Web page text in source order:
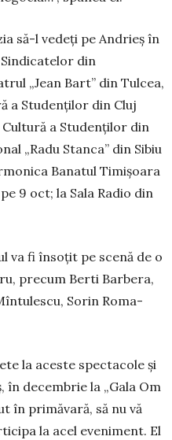
să-l vedeţi pe Andrieş în
din
„Jean Bart” din Tulcea,
a Studenţilor din Cluj
Cultură a Studenților din
„Radu Stanca” din Sibiu
Banatul Timişoara
9 oct; la Sala Radio din
va fi însoţit pe scenă de o
precum Berti Bar­bera,
Sorin Roma­
la aceste spectacole şi
în decembrie la „Gala Om
în primăvară, să nu vă
la acel eveniment. El